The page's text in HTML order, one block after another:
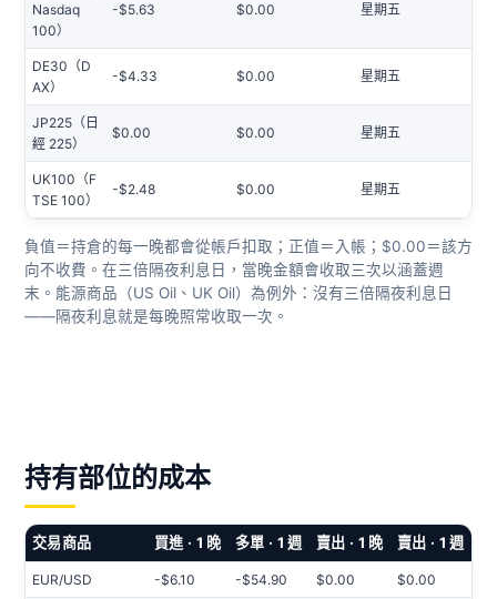
Nasdaq
100）
-$5.63 $0.00 星期五
DE30（D
AX）
-$4.33 $0.00 星期五
JP225（日
經 225）
$0.00 $0.00 星期五
UK100（F
TSE 100）
-$2.48 $0.00 星期五
負值＝持倉的每一晚都會從帳戶扣取；正值＝入帳；$0.00＝該方
向不收費。在三倍隔夜利息日，當晚金額會收取三次以涵蓋週
末。能源商品（US Oil、UK Oil）為例外：沒有三倍隔夜利息日
——隔夜利息就是每晚照常收取一次。
持有部位的成本
交易商品 買進 · 1 晚 多單 · 1 週 賣出 · 1 晚 賣出 · 1 週
EUR/USD -$6.10 -$54.90 $0.00 $0.00